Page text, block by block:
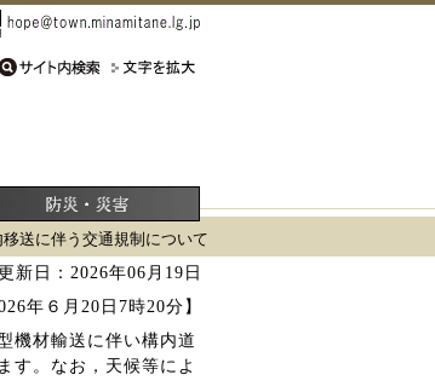
送に伴う交通規制について
新日：2026年06月19日
年６月20日7時20分】
機材輸送に伴い構内道
す。なお，天候等によ